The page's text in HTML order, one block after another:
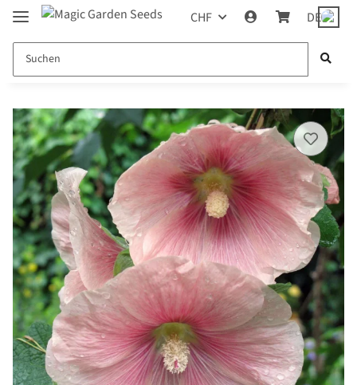
CHF DE